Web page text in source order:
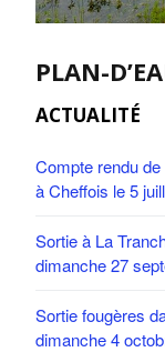
PLAN-
ACTUALITÉ
Compte rendu
à Cheffois le 5
Sortie à La
dimanche 27
Sortie fougères
dimanche 4